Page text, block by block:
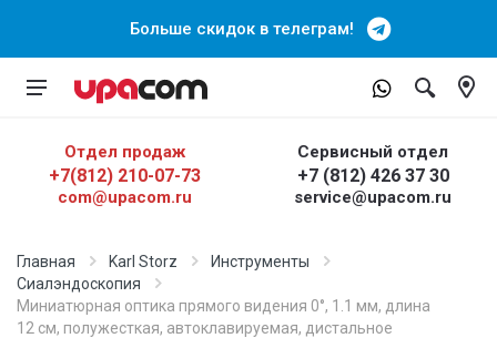
Больше скидок в телеграм!
Отдел продаж
+7(812) 210-07-73
com@upacom.ru
Сервисный отдел
+7 (812) 426 37 30
service@upacom.ru
Главная Karl Storz
Инструменты
Сиалэндоскопия
Миниатюрная оптика прямого видения 0°, 1.1 мм, длина
12 см, полужесткая, автоклавируемая, дистальное